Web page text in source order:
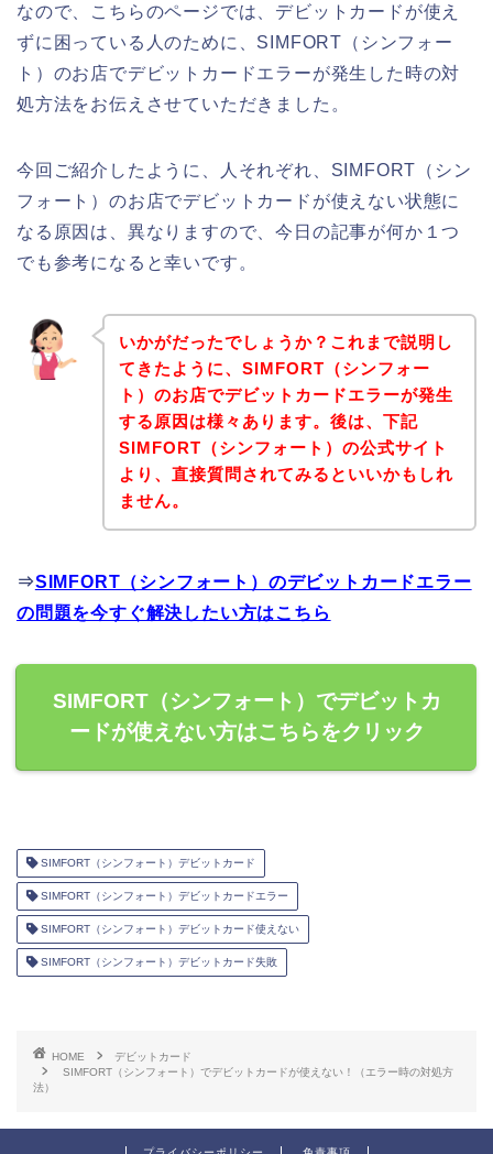
なので、こちらのページでは、デビットカードが使え
ずに困っている人のために、SIMFORT（シンフォー
ト）のお店でデビットカードエラーが発生した時の対
処方法をお伝えさせていただきました。
今回ご紹介したように、人それぞれ、SIMFORT（シン
フォート）のお店でデビットカードが使えない状態に
なる原因は、異なりますので、今日の記事が何か１つ
でも参考になると幸いです。
いかがだったでしょうか？これまで説明し
てきたように、SIMFORT（シンフォー
ト）のお店でデビットカードエラーが発生
する原因は様々あります。後は、下記
SIMFORT（シンフォート）の公式サイト
より、直接質問されてみるといいかもしれ
ません。
⇒SIMFORT（シンフォート）のデビットカードエラー
の問題を今すぐ解決したい方はこちら
SIMFORT（シンフォート）でデビットカ
ードが使えない方はこちらをクリック
SIMFORT（シンフォート）デビットカード
SIMFORT（シンフォート）デビットカードエラー
SIMFORT（シンフォート）デビットカード使えない
SIMFORT（シンフォート）デビットカード失敗
HOME
デビットカード
SIMFORT（シンフォート）でデビットカードが使えない！（エラー時の対処方
法）